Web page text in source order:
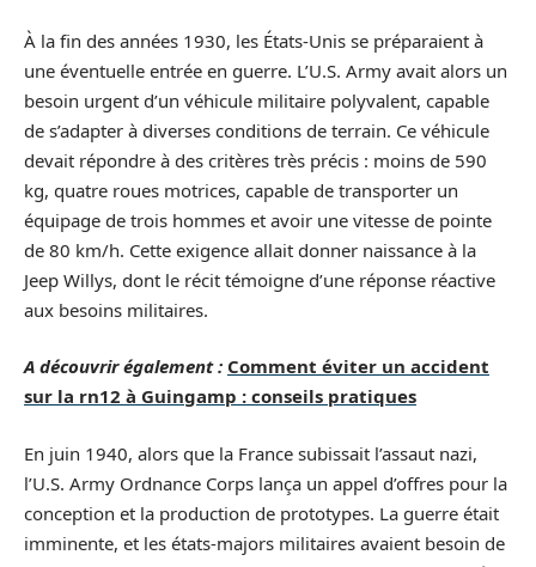
À la fin des années 1930, les États-Unis se préparaient à
une éventuelle entrée en guerre. L’U.S. Army avait alors un
besoin urgent d’un véhicule militaire polyvalent, capable
de s’adapter à diverses conditions de terrain. Ce véhicule
devait répondre à des critères très précis : moins de 590
kg, quatre roues motrices, capable de transporter un
équipage de trois hommes et avoir une vitesse de pointe
de 80 km/h. Cette exigence allait donner naissance à la
Jeep Willys, dont le récit témoigne d’une réponse réactive
aux besoins militaires.
A découvrir également : Comment éviter un accident
sur la rn12 à Guingamp : conseils pratiques
En juin 1940, alors que la France subissait l’assaut nazi,
l’U.S. Army Ordnance Corps lança un appel d’offres pour la
conception et la production de prototypes. La guerre était
imminente, et les états-majors militaires avaient besoin de